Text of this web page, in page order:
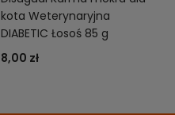
kota Weterynaryjna
DIABETIC Łosoś 85 g
8,00 zł